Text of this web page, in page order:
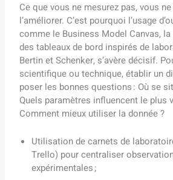
Ce que vous ne mesurez pas, vous
l’améliorer. C’est pourquoi l’usage
comme le Business Model Canvas, la
des tableaux de bord inspirés de
Bertin et Schenker, s’avère décisif.
scientifique ou technique, établir un
poser les bonnes questions : Où se
Quels paramètres influencent le plus
Comment mieux utiliser la donnée ?
Utilisation de carnets de
Trello) pour centraliser
expérimentales ;